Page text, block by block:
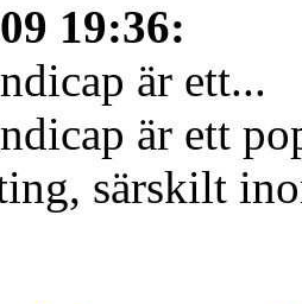
19:36:
är ett...
är ett
särskilt